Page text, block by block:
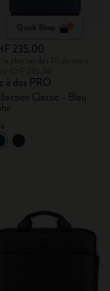
Quick Shop
235.00
à dos PRO
Classic - Bleu